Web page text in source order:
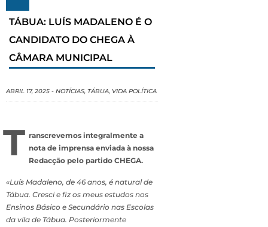
TÁBUA: LUÍS MADALENO É O
CANDIDATO DO CHEGA À
CÂMARA MUNICIPAL
ABRIL 17, 2025 - NOTÍCIAS, TÁBUA, VIDA POLÍTICA
T ranscrevemos integralmente a
nota de imprensa enviada à nossa
Redacção pelo partido CHEGA.
«Luís Madaleno, de 46 anos, é natural de
Tábua. Cresci e fiz os meus estudos nos
Ensinos Básico e Secundário nas Escolas
da vila de Tábua. Posteriormente